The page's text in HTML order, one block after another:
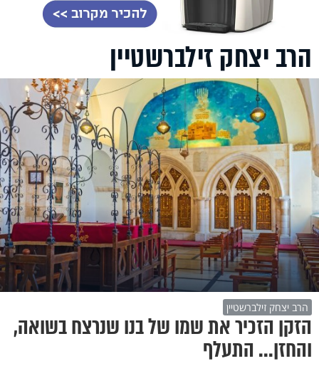
הרב יצחק זילברשטיין
הרב יצחק זילברשטיין
הזקן הזכיר את שמו של בנו שנרצח בשואה,
והחזן... התעלף